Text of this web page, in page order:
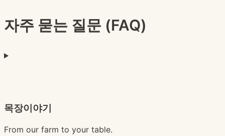
자주 묻는 질문 (FAQ)
목장이야기
From our farm to your table.